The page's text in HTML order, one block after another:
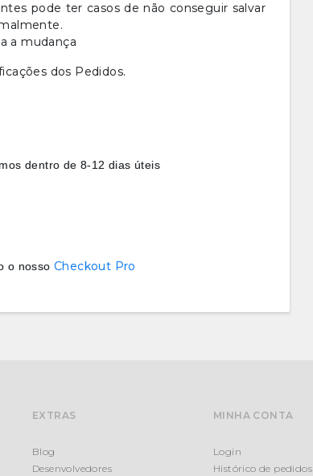
pode ter casos de não conseguir salvar
a mudança
dos Pedidos.
dentro de 8-12 dias úteis
o nosso Checkout Pro
EXTRAS
Blog
Desenvolvedores
MINHA CONTA
Login
Histórico de pedidos